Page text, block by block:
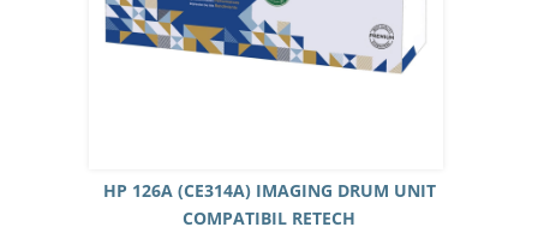
HP 126A (CE314A) IMAGING DRUM UNIT
COMPATIBIL RETECH